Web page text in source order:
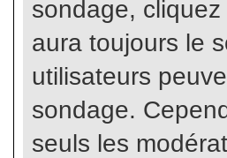
sondage,
aura toujours le
utilisateurs
sondage.
seuls les